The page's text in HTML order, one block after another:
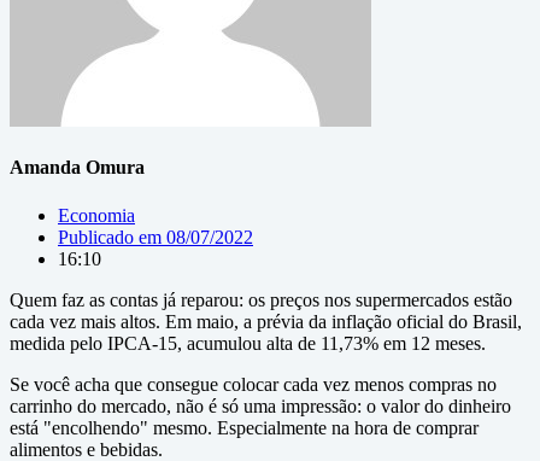
Amanda Omura
Economia
Publicado em 08/07/2022
16:10
Quem faz as contas já reparou: os preços nos supermercados estão
cada vez mais altos. Em maio, a prévia da inflação oficial do Brasil,
medida pelo IPCA-15, acumulou alta de 11,73% em 12 meses.
Se você acha que consegue colocar cada vez menos compras no
carrinho do mercado, não é só uma impressão: o valor do dinheiro
está "encolhendo" mesmo. Especialmente na hora de comprar
alimentos e bebidas.